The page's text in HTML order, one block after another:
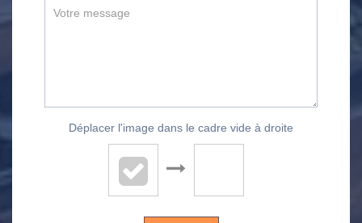
Déplacer l'image dans le cadre vide à droite